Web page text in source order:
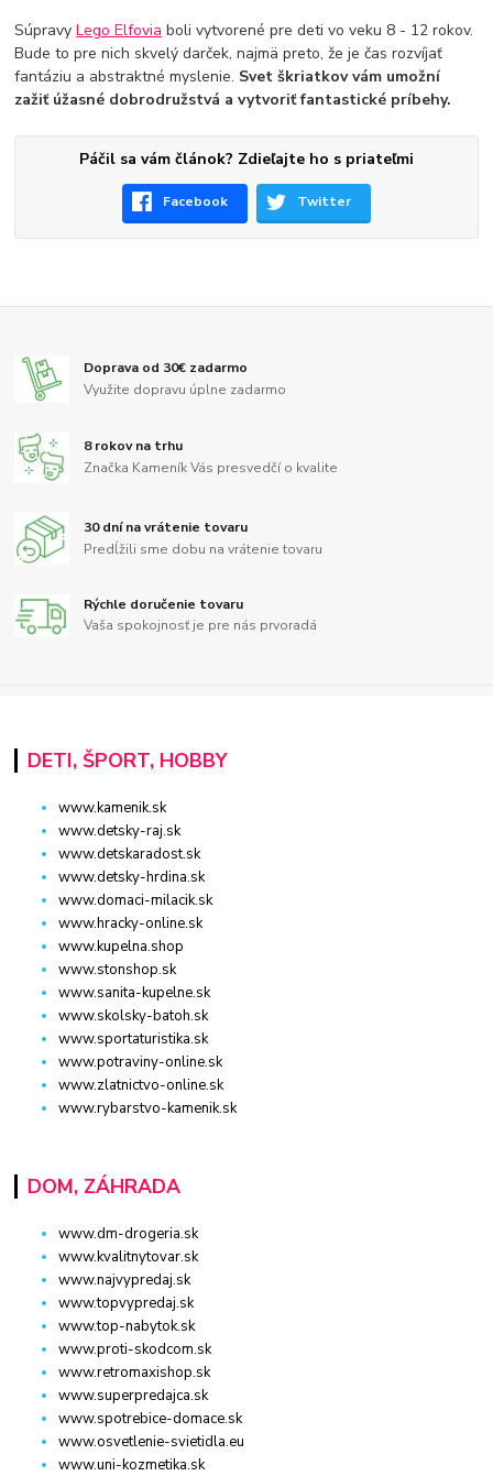
SúpravyLego Elfovia boli vytvorené pre deti vo veku 8 - 12 rokov.
Bude to pre nich skvelý darček, najmä preto, že je čas rozvíjať
fantáziu a abstraktné myslenie. Svet škriatkov vám umožní
zažiť úžasné dobrodružstvá a vytvoriť fantastické príbehy.
Páčil sa vám článok? Zdieľajte ho s priateľmi
Facebook Twitter
Doprava od 30€ zadarmo
Využite dopravu úplne zadarmo
8 rokov na trhu
Značka Kameník Vás presvedčí o kvalite
30 dní na vrátenie tovaru
Predĺžili sme dobu na vrátenie tovaru
Rýchle doručenie tovaru
Vaša spokojnosť je pre nás prvoradá
DETI, ŠPORT, HOBBY
www.kamenik.sk
www.detsky-raj.sk
www.detskaradost.sk
www.detsky-hrdina.sk
www.domaci-milacik.sk
www.hracky-online.sk
www.kupelna.shop
www.stonshop.sk
www.sanita-kupelne.sk
www.skolsky-batoh.sk
www.sportaturistika.sk
www.potraviny-online.sk
www.zlatnictvo-online.sk
www.rybarstvo-kamenik.sk
DOM, ZÁHRADA
www.dm-drogeria.sk
www.kvalitnytovar.sk
www.najvypredaj.sk
www.topvypredaj.sk
www.top-nabytok.sk
www.proti-skodcom.sk
www.retromaxishop.sk
www.superpredajca.sk
www.spotrebice-domace.sk
www.osvetlenie-svietidla.eu
www.uni-kozmetika.sk